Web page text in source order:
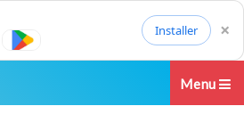
Installer ×
Menu